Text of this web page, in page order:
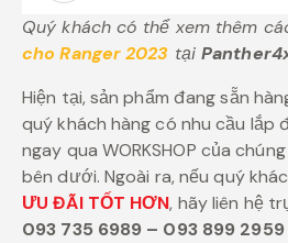
Quý khách có thể xem thêm
cho Ranger 2023 tại
Hiện tại, sản phẩm đang sẵn
quý khách hàng có nhu cầu lắp
ngay qua WORKSHOP của
bên dưới. Ngoài ra, nếu quý
ƯU ĐÃI TỐT HƠN, hãy liên hệ
093 735 6989 – 093 899 2959